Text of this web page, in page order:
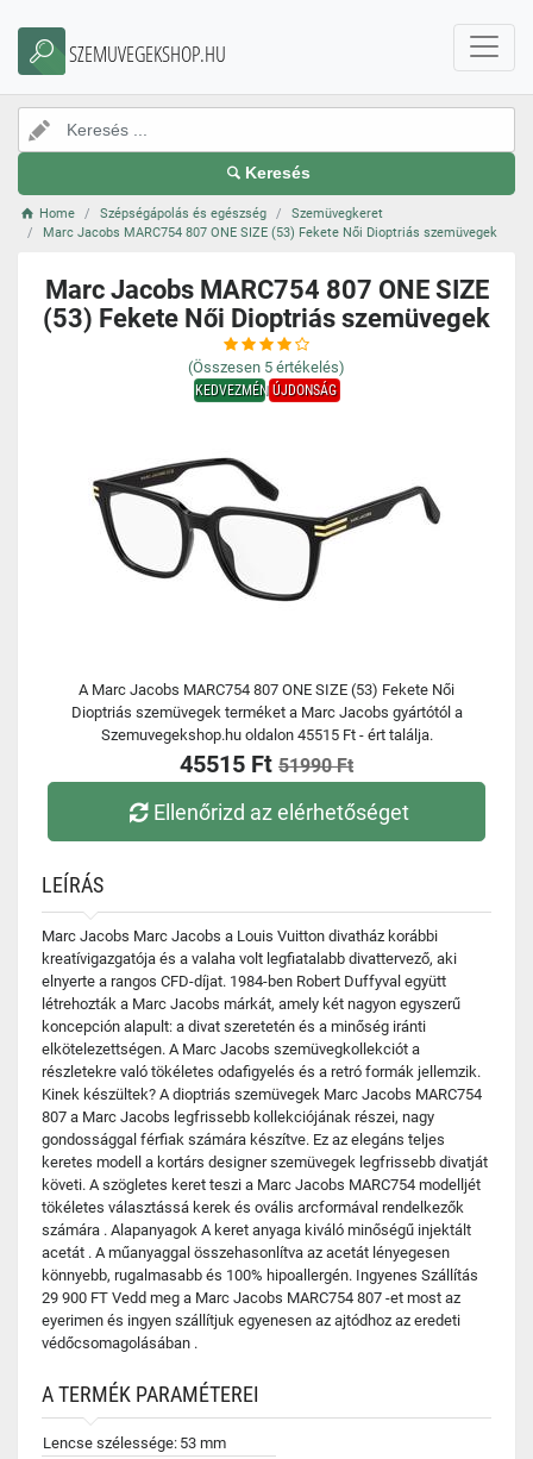
SZEMUVEGEKSHOP.HU
Keresés
Home Szépségápolás és egészség
Szemüvegkeret
Marc Jacobs MARC754 807 ONE SIZE (53) Fekete Női Dioptriás szemüvegek
Marc Jacobs MARC754 807 ONE SIZE
(53) Fekete Női Dioptriás szemüvegek
(Összesen 5 értékelés)
KEDVEZMÉNYÚJDONSÁG
A Marc Jacobs MARC754 807 ONE SIZE (53) Fekete Női
Dioptriás szemüvegek terméket a Marc Jacobs gyártótól a
Szemuvegekshop.hu oldalon 45515 Ft - ért találja.
45515 Ft 51990 Ft
Ellenőrizd az elérhetőséget
LEÍRÁS
Marc Jacobs Marc Jacobs a Louis Vuitton divatház korábbi
kreatívigazgatója és a valaha volt legfiatalabb divattervező, aki
elnyerte a rangos CFD-díjat. 1984-ben Robert Duffyval együtt
létrehozták a Marc Jacobs márkát, amely két nagyon egyszerű
koncepción alapult: a divat szeretetén és a minőség iránti
elkötelezettségen. A Marc Jacobs szemüvegkollekciót a
részletekre való tökéletes odafigyelés és a retró formák jellemzik.
Kinek készültek? A dioptriás szemüvegek Marc Jacobs MARC754
807 a Marc Jacobs legfrissebb kollekciójának részei, nagy
gondossággal férfiak számára készítve. Ez az elegáns teljes
keretes modell a kortárs designer szemüvegek legfrissebb divatját
követi. A szögletes keret teszi a Marc Jacobs MARC754 modelljét
tökéletes választássá kerek és ovális arcformával rendelkezők
számára . Alapanyagok A keret anyaga kiváló minőségű injektált
acetát . A műanyaggal összehasonlítva az acetát lényegesen
könnyebb, rugalmasabb és 100% hipoallergén. Ingyenes Szállítás
29 900 FT Vedd meg a Marc Jacobs MARC754 807 -et most az
eyerimen és ingyen szállítjuk egyenesen az ajtódhoz az eredeti
védőcsomagolásában .
A TERMÉK PARAMÉTEREI
Lencse szélessége: 53 mm